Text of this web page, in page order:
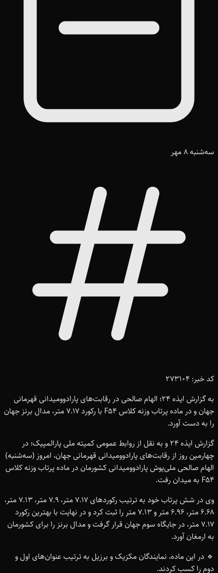
سه‌شنبه 8 مهر
کد خبر: 273104
به گزارش ایذه ۲۴؛ الهام صالحی در رقابت‌های پارادوومیدانی قهرمانی
جهان و در ماده پرتاب وزنه کلاس F54 با رکورد ۷.۱۷ متر، مدال برنز جهان
را به دست آورد.
گزارش ایذه ۲۴ و به نقل از روابط عمومی کمیته ملی پارالمپیک؛ در
چهارمین روز از رقابت‌های پارادوومیدانی قهرمانی جهان، امروز (سه‌شنبه)
الهام صالحی ملی‌پوش پارادوومیدانی کشورمان در ماده پرتاب وزنه کلاس
F54 به میدان رفت.
وی در شش پرتاب خود به ترتیب رکوردهای ۷.۱۷ متر، ۷.۹ متر، ۷.۱۳ متر،
۶.۶۸ متر، ۶.۹۶ متر و ۷.۱۳ متر را ثبت کرد و در نهایت با بهترین رکورد
۷.۱۷ متر، در جایگاه سوم جهان قرار گرفت و مدال برنز را برای کشورمان
به ارمغان آورد.
🔹 در این ماده، نمایندگان مکزیک و برزیل به ترتیب عنوان‌های اول و
دوم را کسب کردند.